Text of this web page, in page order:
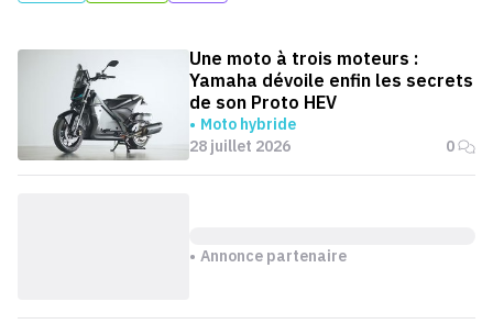
Une moto à trois moteurs :
Yamaha dévoile enfin les secrets
de son Proto HEV
Moto hybride
28 juillet 2026
0
Annonce partenaire